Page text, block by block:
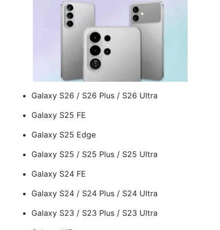
Galaxy S26 / S26 Plus / S26 Ultra
Galaxy S25 FE
Galaxy S25 Edge
Galaxy S25 / S25 Plus / S25 Ultra
Galaxy S24 FE
Galaxy S24 / S24 Plus / S24 Ultra
Galaxy S23 / S23 Plus / S23 Ultra